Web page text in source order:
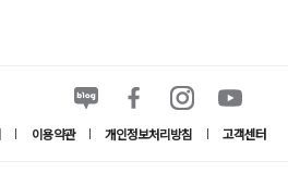
이용약관 개인정보처리방침 고객센터